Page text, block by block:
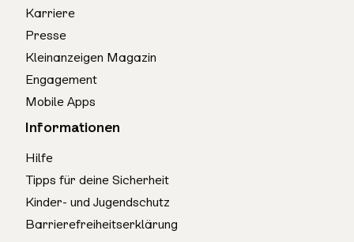
Karriere
Presse
Kleinanzeigen Magazin
Engagement
Mobile Apps
Informationen
Hilfe
Tipps für deine Sicherheit
Kinder- und Jugendschutz
Barrierefreiheitserklärung